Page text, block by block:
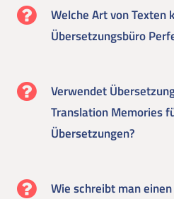
Welche Art von Texten
Übersetzungsbüro
Verwendet
Translation Memories
Übersetzungen?
Wie schreibt man